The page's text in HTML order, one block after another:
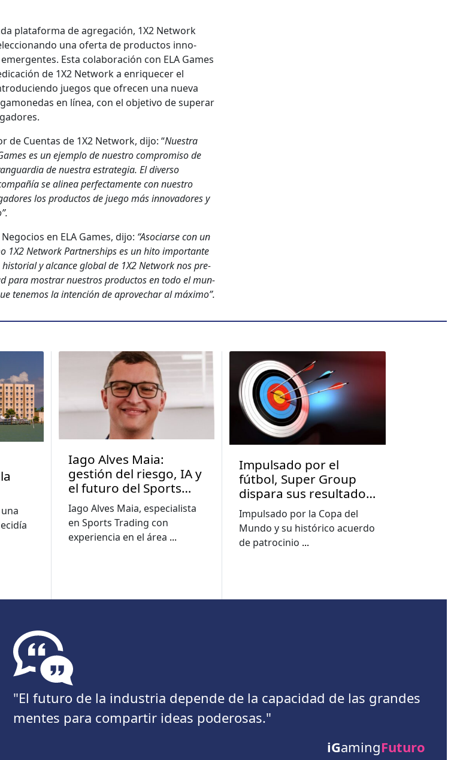
platafor­ma de agre­gación, 1X2 Net­work
una ofer­ta de pro­duc­tos inno­
Esta colab­o­ración con ELA Games
de 1X2 Net­work a enrique­cer el
jue­gos que ofre­cen una nue­va
en línea, con el obje­ti­vo de super­ar
de Cuen­tas de 1X2 Net­work, dijo: “Nues­tra
es un ejem­p­lo de nue­stro com­pro­miso de
de nues­tra estrate­gia. El diver­so
se alin­ea per­fec­ta­mente con nue­stro
los pro­duc­tos de juego más inno­vadores y
en ELA Games, dijo: “Aso­cia­rse con un
1X2 Net­work Part­ner­ships es un hito impor­tante
y alcance glob­al de 1X2 Net­work nos pre­
para mostrar nue­stros pro­duc­tos en todo el mun­
ten­emos la inten­ción de aprovechar al máx­i­mo”.
Iago Alves Maia:
gestión del riesgo, IA y
el futuro del Sports
Trading en
Latinoamérica
Iago Alves Maia, especialista
en Sports Trading con
experiencia en el área ...
Impulsado por el
fútbol, Super Group
dispara sus resultados
en el segundo
trimestre y mejora sus
previsiones para 2026
Impulsado por la Copa del
Mundo y su histórico acuerdo
de patrocinio ...
"El futuro de la industria depende de la capacidad de las grandes
mentes para compartir ideas poderosas."
iGamingFuturo